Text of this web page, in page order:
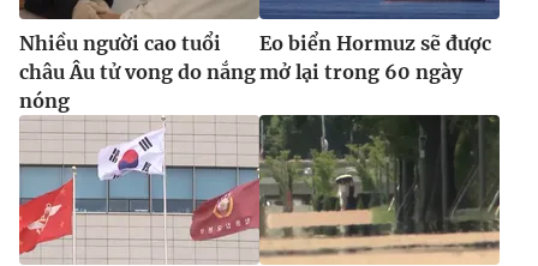
Nhiều người cao tuổi
châu Âu tử vong do nắng
nóng
Eo biển Hormuz sẽ được
mở lại trong 60 ngày